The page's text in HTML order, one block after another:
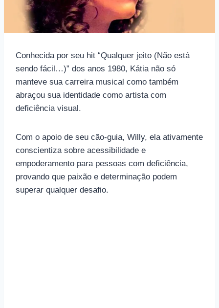
Conhecida por seu hit “Qualquer jeito (Não está
sendo fácil…)” dos anos 1980, Kátia não só
manteve sua carreira musical como também
abraçou sua identidade como artista com
deficiência visual.
Com o apoio de seu cão-guia, Willy, ela ativamente
conscientiza sobre acessibilidade e
empoderamento para pessoas com deficiência,
provando que paixão e determinação podem
superar qualquer desafio.